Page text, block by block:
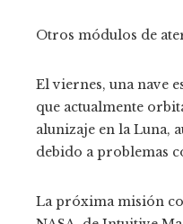
Otros módulos de
El viernes, una nave
que actualmente
alunizaje en la Luna,
debido a problemas
La próxima misión